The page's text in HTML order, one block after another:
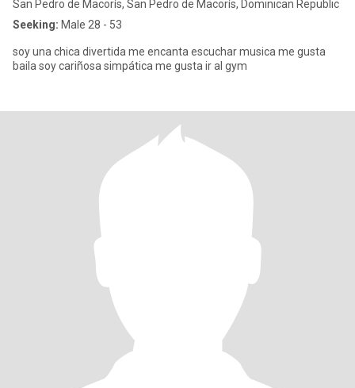
San Pedro de Macorís, San Pedro de Macorís, Dominican Republic
Seeking: Male 28 - 53
soy una chica divertida me encanta escuchar musica me gusta
baila soy cariñosa simpática me gusta ir al gym